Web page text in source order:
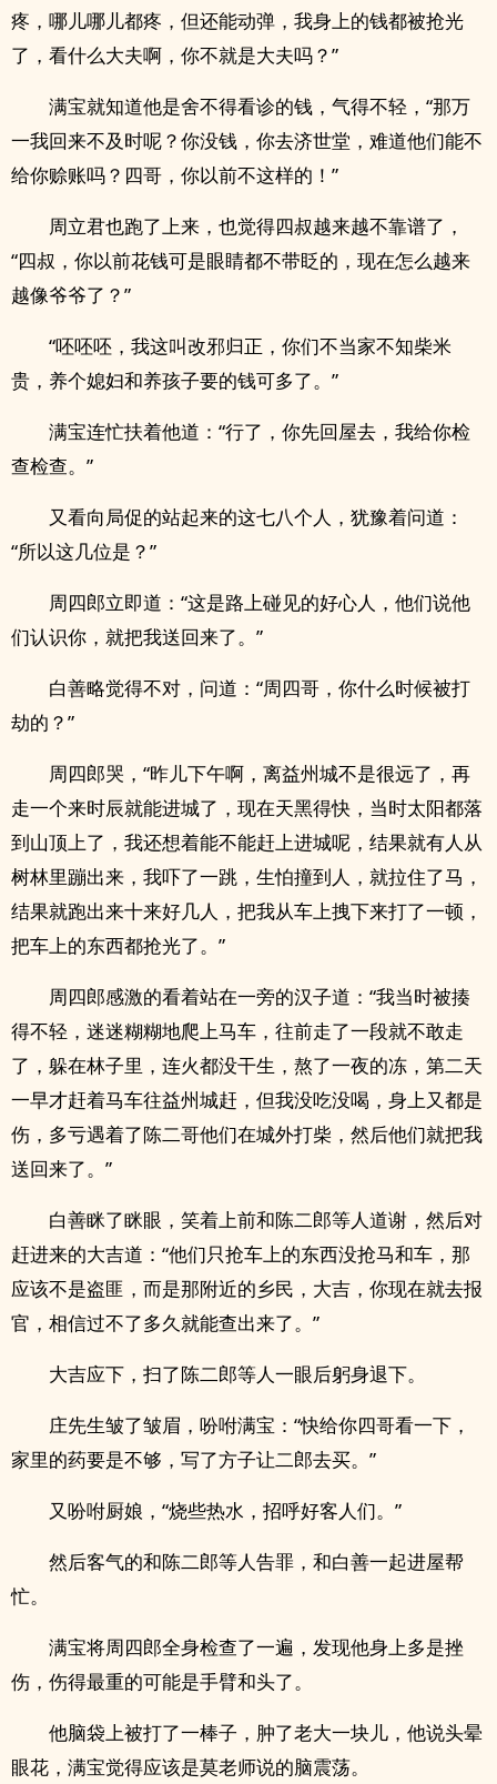
疼，哪儿哪儿都疼，但还能动弹，我身上的钱都被抢光
了，看什么大夫啊，你不就是大夫吗？”
满宝就知道他是舍不得看诊的钱，气得不轻，“那万
一我回来不及时呢？你没钱，你去济世堂，难道他们能不
给你赊账吗？四哥，你以前不这样的！”
周立君也跑了上来，也觉得四叔越来越不靠谱了，
“四叔，你以前花钱可是眼睛都不带眨的，现在怎么越来
越像爷爷了？”
“呸呸呸，我这叫改邪归正，你们不当家不知柴米
贵，养个媳妇和养孩子要的钱可多了。”
满宝连忙扶着他道：“行了，你先回屋去，我给你检
查检查。”
又看向局促的站起来的这七八个人，犹豫着问道：
“所以这几位是？”
周四郎立即道：“这是路上碰见的好心人，他们说他
们认识你，就把我送回来了。”
白善略觉得不对，问道：“周四哥，你什么时候被打
劫的？”
周四郎哭，“昨儿下午啊，离益州城不是很远了，再
走一个来时辰就能进城了，现在天黑得快，当时太阳都落
到山顶上了，我还想着能不能赶上进城呢，结果就有人从
树林里蹦出来，我吓了一跳，生怕撞到人，就拉住了马，
结果就跑出来十来好几人，把我从车上拽下来打了一顿，
把车上的东西都抢光了。”
周四郎感激的看着站在一旁的汉子道：“我当时被揍
得不轻，迷迷糊糊地爬上马车，往前走了一段就不敢走
了，躲在林子里，连火都没干生，熬了一夜的冻，第二天
一早才赶着马车往益州城赶，但我没吃没喝，身上又都是
伤，多亏遇着了陈二哥他们在城外打柴，然后他们就把我
送回来了。”
白善眯了眯眼，笑着上前和陈二郎等人道谢，然后对
赶进来的大吉道：“他们只抢车上的东西没抢马和车，那
应该不是盗匪，而是那附近的乡民，大吉，你现在就去报
官，相信过不了多久就能查出来了。”
大吉应下，扫了陈二郎等人一眼后躬身退下。
庄先生皱了皱眉，吩咐满宝：“快给你四哥看一下，
家里的药要是不够，写了方子让二郎去买。”
又吩咐厨娘，“烧些热水，招呼好客人们。”
然后客气的和陈二郎等人告罪，和白善一起进屋帮
忙。
满宝将周四郎全身检查了一遍，发现他身上多是挫
伤，伤得最重的可能是手臂和头了。
他脑袋上被打了一棒子，肿了老大一块儿，他说头晕
眼花，满宝觉得应该是莫老师说的脑震荡。